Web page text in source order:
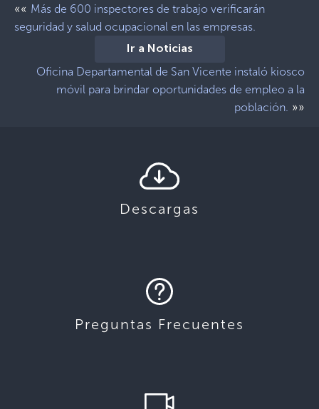
«« Más de 600 inspectores de trabajo verificarán
seguridad y salud ocupacional en las empresas.
Ir a Noticias
Oficina Departamental de San Vicente instaló kiosco
móvil para brindar oportunidades de empleo a la
población. »»
Descargas
Preguntas Frecuentes